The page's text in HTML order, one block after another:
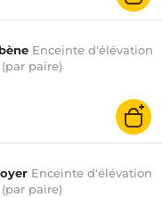
Enceinte d'élévation
paire)
Enceinte d'élévation
paire)